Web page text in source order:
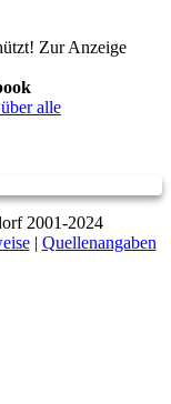
Zur Anzeige
alle
2001-2024
| Quellenangaben